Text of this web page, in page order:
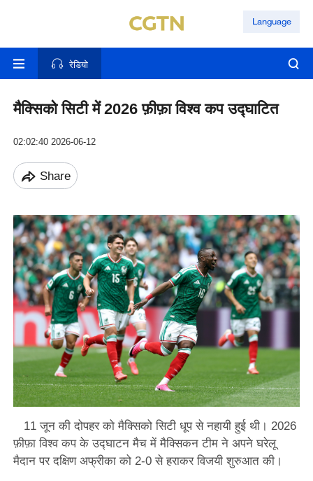
Language
रेडियो
मैक्सिको सिटी में 2026 फ़ीफ़ा विश्व कप उद्घाटित
02:02:40 2026-06-12
Share
11 जून की दोपहर को मैक्सिको सिटी धूप से नहायी हुई थी। 2026
फ़ीफ़ा विश्व कप के उद्घाटन मैच में मैक्सिकन टीम ने अपने घरेलू
मैदान पर दक्षिण अफ्रीका को 2-0 से हराकर विजयी शुरुआत की।